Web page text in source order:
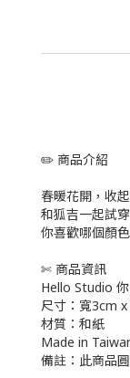
✏️ 商品介紹
春暖花開，收
和狐吉一起試
你喜歡哪個顏
✄ 商品資訊
Hello Studio
尺寸：寬3cm
材質：和紙
Made in
備註：此商品